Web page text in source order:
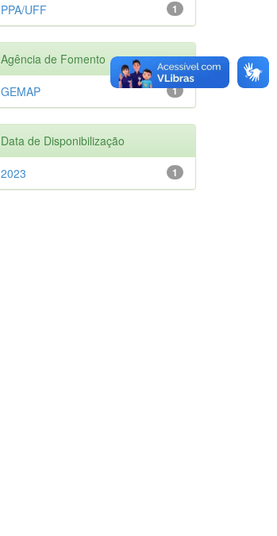
1
PPA/UFF
Agência de Fomento
1
GEMAP
Data de Disponibilização
1
2023